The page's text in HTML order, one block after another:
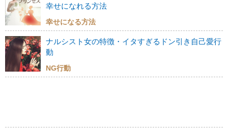
幸せになれる方法
幸せになる方法
ナルシスト女の特徴・イタすぎるドン引き自己愛行
動
NG行動